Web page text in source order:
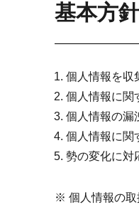
基本方針
個人情報を収
個人情報に関
個人情報の漏
個人情報に関
勢の変化に対
※ 個人情報の取